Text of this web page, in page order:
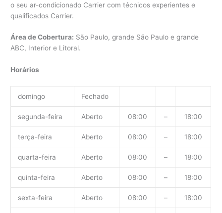
o seu ar-condicionado Carrier com técnicos experientes e
qualificados Carrier.
Área de Cobertura: São Paulo, grande São Paulo e grande
ABC, Interior e Litoral.
Horários
domingo Fechado
segunda-feira Aberto 08:00 – 18:00
terça-feira Aberto 08:00 – 18:00
quarta-feira Aberto 08:00 – 18:00
quinta-feira Aberto 08:00 – 18:00
sexta-feira Aberto 08:00 – 18:00